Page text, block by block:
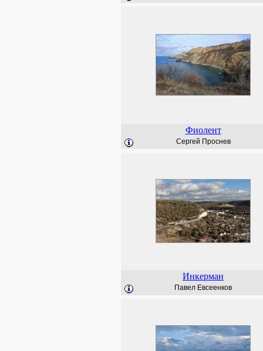
Фиолент
Сергей Проснев
Инкерман
Павел Евсеенков